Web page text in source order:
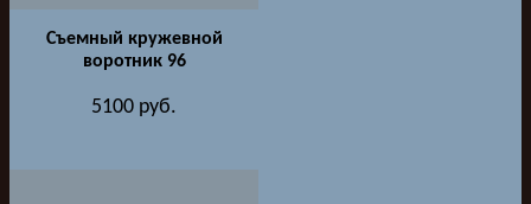
Съемный кружевной
воротник 96
5100 руб.